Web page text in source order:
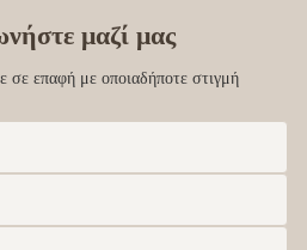
μαζί μας
σε επαφή με οποιαδήποτε στιγμή